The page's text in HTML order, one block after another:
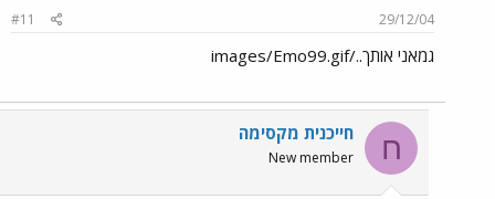
29/12/04
#11
גמאני אותך../images/Emo99.gif
ח חייכנית מקסימה
New member